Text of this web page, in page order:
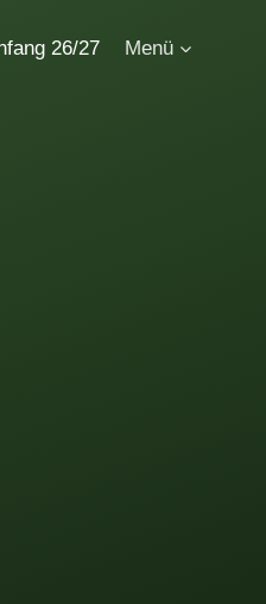
26/27 Menü